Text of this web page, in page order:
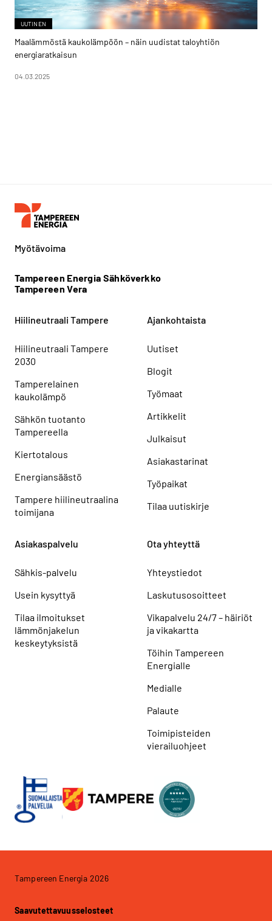
UUTINEN
Maalämmöstä kaukolämpöön – näin uudistat taloyhtiön
energiaratkaisun
04.03.2025
Myötävoima
Tampereen Energia Sähköverkko
Tampereen Vera
Hiilineutraali Tampere
Hiilineutraali Tampere
2030
Tamperelainen
kaukolämpö
Sähkön tuotanto
Tampereella
Kiertotalous
Energiansäästö
Tampere hiilineutraalina
toimijana
Ajankohtaista
Uutiset
Blogit
Työmaat
Artikkelit
Julkaisut
Asiakastarinat
Työpaikat
Tilaa uutiskirje
Asiakaspalvelu
Sähkis-palvelu
Usein kysyttyä
Tilaa ilmoitukset
lämmönjakelun
keskeytyksistä
Ota yhteyttä
Yhteystiedot
Laskutusosoitteet
Vikapalvelu 24/7 – häiriöt
ja vikakartta
Töihin Tampereen
Energialle
Medialle
Palaute
Toimipisteiden
vierailuohjeet
Tampereen Energia 2026
Saavutettavuusselosteet